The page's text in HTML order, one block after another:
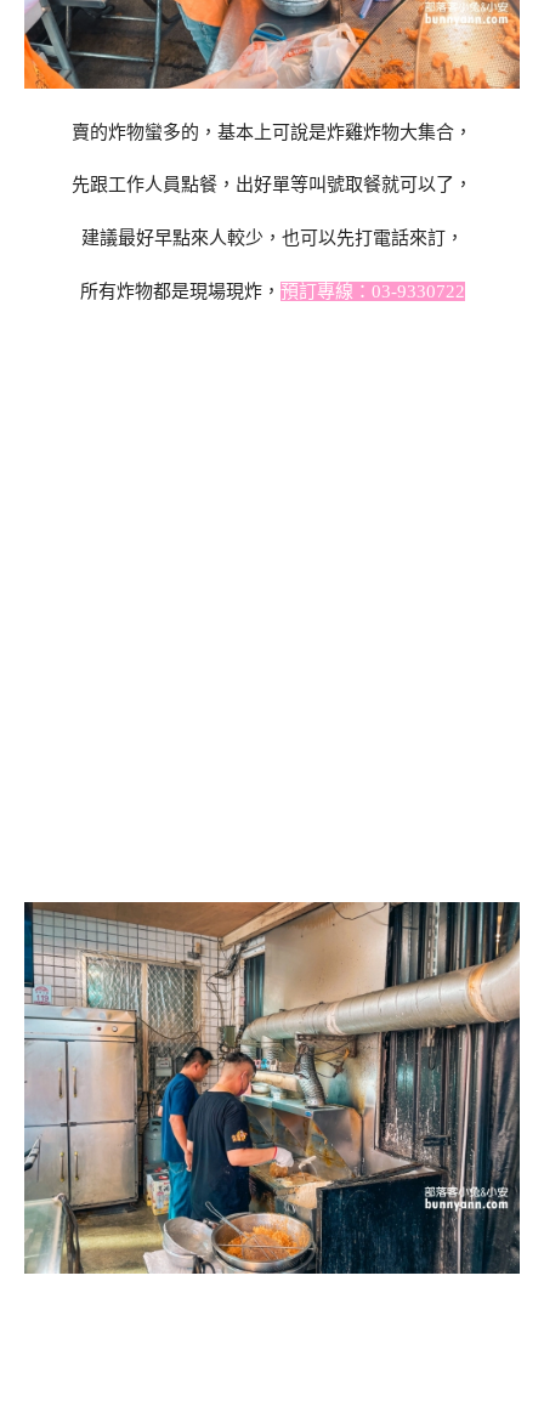
賣的炸物蠻多的，基本上可說是炸雞炸物大集合，
先跟工作人員點餐，出好單等叫號取餐就可以了，
建議最好早點來人較少，也可以先打電話來訂，
所有炸物都是現場現炸， 預訂專線：03-9330722